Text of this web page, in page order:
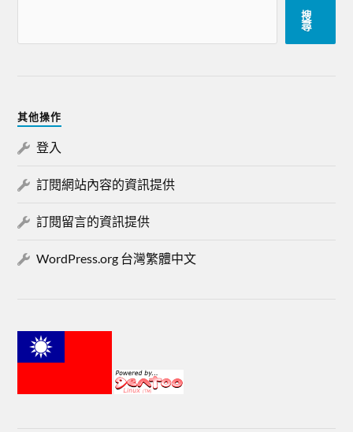
搜
尋
其他操作
登入
訂閱網站內容的資訊提供
訂閱留言的資訊提供
WordPress.org 台灣繁體中文